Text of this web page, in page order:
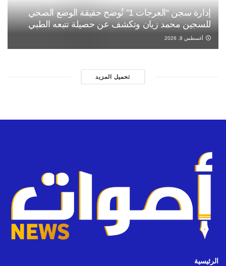
إدارة سجن “العرجات 1” تُوضح حقيقة الوضع الصحي
للسجين محمد زيان وتكشف عن حصيلة تتبعه الطبي
أغسطس 8, 2026
تحميل المزيد
الرئيسية